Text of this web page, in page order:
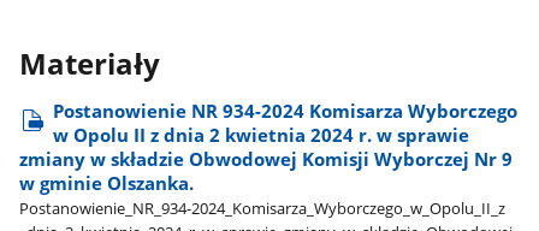
Materiały
Postanowienie NR 934-2024 Komisarza Wyborczego
w Opolu II z dnia 2 kwietnia 2024 r. w sprawie
zmiany w składzie Obwodowej Komisji Wyborczej Nr 9
w gminie Olszanka.
Postanowienie​_NR​_934-2024​_Komisarza​_Wyborczego​_w​_Opolu​_II​_z​